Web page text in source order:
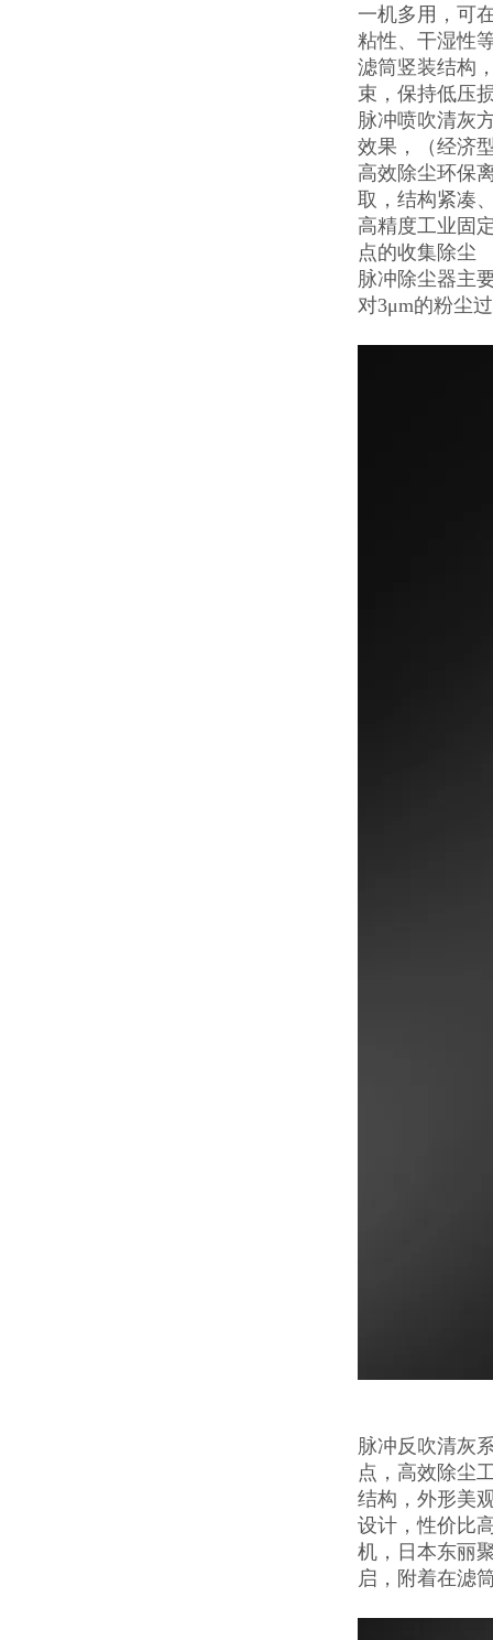
一机多用，可
粘性、干湿性
滤筒竖装结构
束，保持低压
脉冲喷吹清灰
效果，（经济
高效除尘环保
取，结构紧凑
高精度工业固
点的收集除尘
脉冲除尘器主
对3μm的粉尘
脉冲反吹清灰
点，高效除尘
结构，外形美
设计，性价比
机，日本东丽
启，附着在滤